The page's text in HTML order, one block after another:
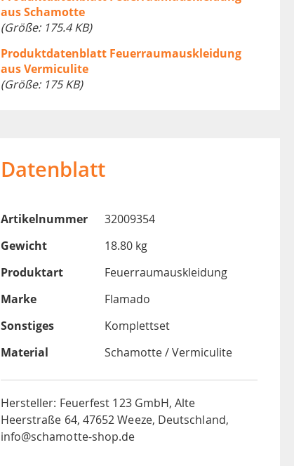
aus Schamotte
(Größe: 175.4 KB)
Produktdatenblatt Feuerraumauskleidung
aus Vermiculite
(Größe: 175 KB)
Datenblatt
Artikelnummer
32009354
Gewicht
18.80 kg
Produktart
Feuerraumauskleidung
Marke
Flamado
Sonstiges
Komplettset
Material
Schamotte / Vermiculite
Hersteller: Feuerfest 123 GmbH, Alte
Heerstraße 64, 47652 Weeze, Deutschland,
info@schamotte-shop.de